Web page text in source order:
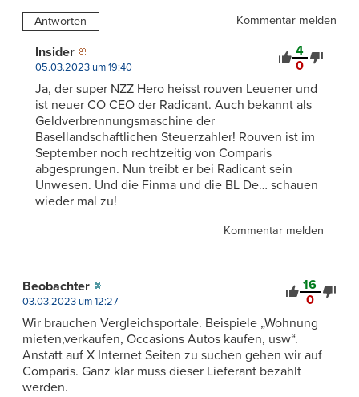
Antworten Kommentar melden
4
0
Insider
05.03.2023 um 19:40
Ja, der super NZZ Hero heisst rouven Leuener und
ist neuer CO CEO der Radicant. Auch bekannt als
Geldverbrennungsmaschine der
Basellandschaftlichen Steuerzahler! Rouven ist im
September noch rechtzeitig von Comparis
abgesprungen. Nun treibt er bei Radicant sein
Unwesen. Und die Finma und die BL De… schauen
wieder mal zu!
Kommentar melden
16
0
Beobachter
03.03.2023 um 12:27
Wir brauchen Vergleichsportale. Beispiele „Wohnung
mieten,verkaufen, Occasions Autos kaufen, usw“.
Anstatt auf X Internet Seiten zu suchen gehen wir auf
Comparis. Ganz klar muss dieser Lieferant bezahlt
werden.